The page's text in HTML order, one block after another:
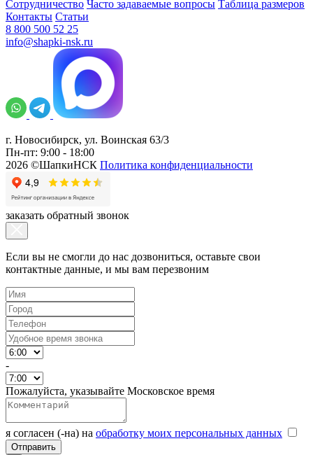
Сотрудничество Часто задаваемые вопросы Таблица размеров
Контакты Статьи
8 800 500 52 25
info@shapki-nsk.ru
г. Новосибирск, ул. Воинская 63/3
Пн-пт: 9:00 - 18:00
2026 ©ШапкиНСК Политика конфиденциальности
заказать обратный звонок
Если вы не смогли до нас дозвониться, оставьте свои
контактные данные, и мы вам перезвоним
-
Пожалуйста, указывайте Московское время
я согласен (-на) на обработку моих персональных данных